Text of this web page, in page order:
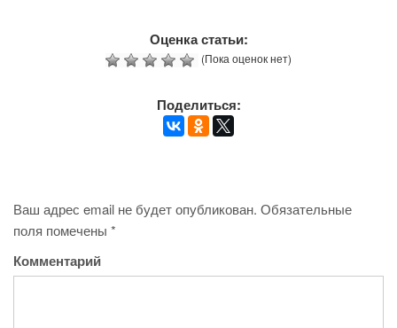
Оценка статьи:
(Пока оценок нет)
Поделиться:
Ваш адрес email не будет опубликован. Обязательные
поля помечены *
Комментарий